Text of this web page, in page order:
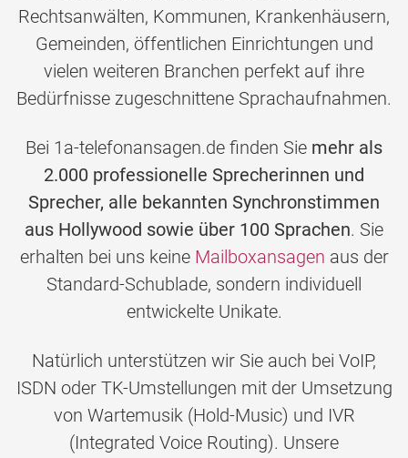
Rechtsanwälten, Kommunen, Krankenhäusern,
Gemeinden, öffentlichen Einrichtungen und
vielen weiteren Branchen perfekt auf ihre
Bedürfnisse zugeschnittene Sprachaufnahmen.
Bei 1a-telefonansagen.de finden Sie mehr als
2.000 professionelle Sprecherinnen und
Sprecher, alle bekannten Synchronstimmen
aus Hollywood sowie über 100 Sprachen. Sie
erhalten bei uns keine Mailboxansagen aus der
Standard-Schublade, sondern individuell
entwickelte Unikate.
Natürlich unterstützen wir Sie auch bei VoIP,
ISDN oder TK-Umstellungen mit der Umsetzung
von Wartemusik (Hold-Music) und IVR
(Integrated Voice Routing). Unsere